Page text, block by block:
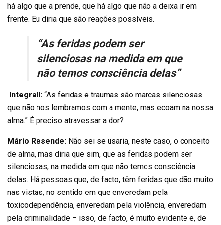
há algo que a prende, que há algo que não a deixa ir em
frente. Eu diria que são reações possíveis.
“As feridas podem ser
silenciosas na medida em que
não temos consciência delas”
Integrall: “As feridas e traumas são marcas silenciosas
que não nos lembramos com a mente, mas ecoam na nossa
alma.” É preciso atravessar a dor?
Mário Resende: Não sei se usaria, neste caso, o conceito
de alma, mas diria que sim, que as feridas podem ser
silenciosas, na medida em que não temos consciência
delas. Há pessoas que, de facto, têm feridas que dão muito
nas vistas, no sentido em que enveredam pela
toxicodependência, enveredam pela violência, enveredam
pela criminalidade – isso, de facto, é muito evidente e, de